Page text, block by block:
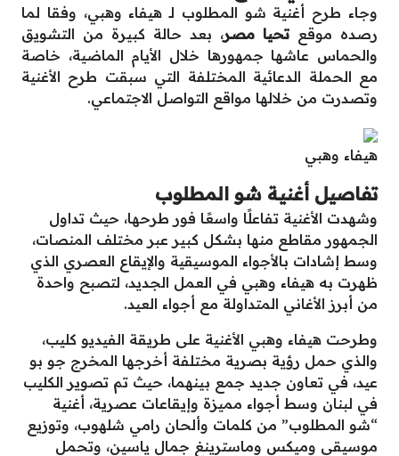
وجاء طرح أغنية شو المطلوب لـ هيفاء وهبي، وفقا لما
رصده موقعتحيا مصر، بعد حالة كبيرة من التشويق
والحماس عاشها جمهورها خلال الأيام الماضية، خاصة
مع الحملة الدعائية المختلفة التي سبقت طرح الأغنية
وتصدرت من خلالها مواقع التواصل الاجتماعي.
هيفاء وهبي
تفاصيل أغنية شو المطلوب
وشهدت الأغنية تفاعلًا واسعًا فور طرحها، حيث تداول
الجمهور مقاطع منها بشكل كبير عبر مختلف المنصات،
وسط إشادات بالأجواء الموسيقية والإيقاع العصري الذي
ظهرت به هيفاء وهبي في العمل الجديد، لتصبح واحدة
من أبرز الأغاني المتداولة مع أجواء العيد.
وطرحت هيفاء وهبي الأغنية على طريقة الفيديو كليب،
والذي حمل رؤية بصرية مختلفة أخرجها المخرج جو بو
عيد، في تعاون جديد جمع بينهما، حيث تم تصوير الكليب
في لبنان وسط أجواء مميزة وإيقاعات عصرية، أغنية
“شو المطلوب” من كلمات وألحان رامي شلهوب، وتوزيع
موسيقي وميكس وماسترينغ جمال ياسين، وتحمل